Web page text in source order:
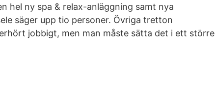
hel ny spa & relax-anläggning samt nya
säger upp tio personer. Övriga tretton
jobbigt, men man måste sätta det i ett större